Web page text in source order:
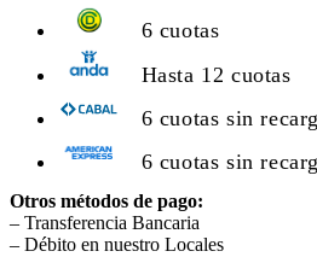
6 cuotas
Hasta 12 cuotas
6 cuotas sin
6 cuotas sin
Otros métodos de pago:
– Transferencia Bancaria
– Débito en nuestro Locales